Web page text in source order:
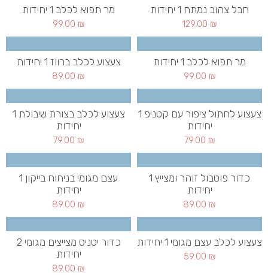
חבל צהוב נמתח 1 יחידות
129.00 ₪
מר תפוא לכלב 1 יחידות
99.00 ₪
מר תפוא לכלב 1 יחידות
99.00 ₪
צעצוע לכלב ברווז 1 יחידות
89.00 ₪
צעצוע לחתול ציפור עם קטניפ 1
יחידות
79.00 ₪
צעצוע לכלב בצורת שיבולת 1
יחידות
79.00 ₪
כדור פוטבול זוהר ומצייץ 1
יחידות
89.00 ₪
עצם מגומי בניחוח בייקון 1
יחידות
89.00 ₪
צעצוע לכלב עצם מגומי 1 יחידות
59.00 ₪
כדור יטניס מצייצים מגומי 2
יחידות
89.00 ₪